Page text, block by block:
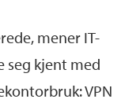
mener IT-
seg kjent med
VPN